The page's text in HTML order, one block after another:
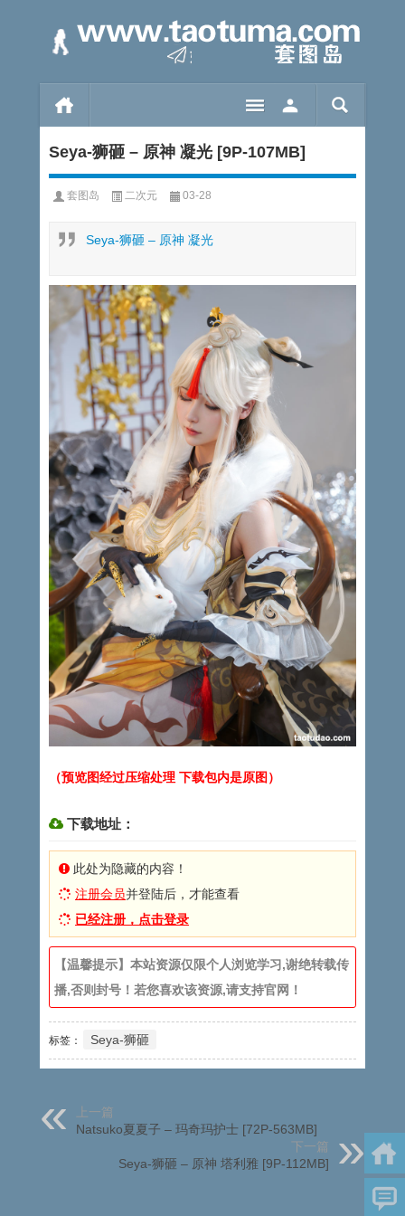
Seya-狮砸 – 原神 凝光 [9P-107MB]
套图岛 二次元 03-28
Seya-狮砸 – 原神 凝光
（预览图经过压缩处理 下载包内是原图）
下载地址：
此处为隐藏的内容！
注册会员并登陆后，才能查看
已经注册，点击登录
【温馨提示】本站资源仅限个人浏览学习,谢绝转载传
播,否则封号！若您喜欢该资源,请支持官网！
标签： Seya-狮砸
上一篇
Natsuko夏夏子 – 玛奇玛护士 [72P-563MB]
下一篇
Seya-狮砸 – 原神 塔利雅 [9P-112MB]